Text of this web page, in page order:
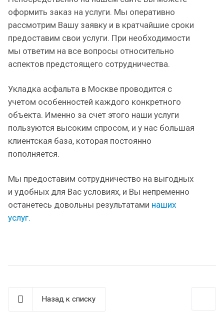
оформить заказ на услуги. Мы оперативно
рассмотрим Вашу заявку и в кратчайшие сроки
предоставим свои услуги. При необходимости
мы ответим на все вопросы относительно
аспектов предстоящего сотрудничества.
Укладка асфальта в Москве проводится с
учетом особенностей каждого конкретного
объекта. Именно за счет этого наши услуги
пользуются высоким спросом, и у нас большая
клиентская база, которая постоянно
пополняется.
Мы предоставим сотрудничество на выгодных
и удобных для Вас условиях, и Вы непременно
останетесь довольны результатами наших
услуг.
Назад к списку